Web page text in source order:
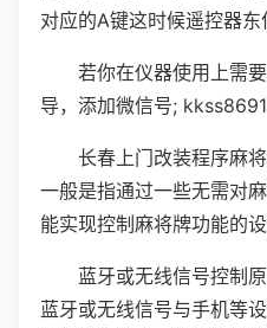
对应的A键这时候遥控器东
若你在仪器使用上需
导，添加微信号; kkss8691
长春上门改装程序麻
一般是指通过一些无需对
能实现控制麻将牌功能的设
蓝牙或无线信号控制
蓝牙或无线信号与手机等